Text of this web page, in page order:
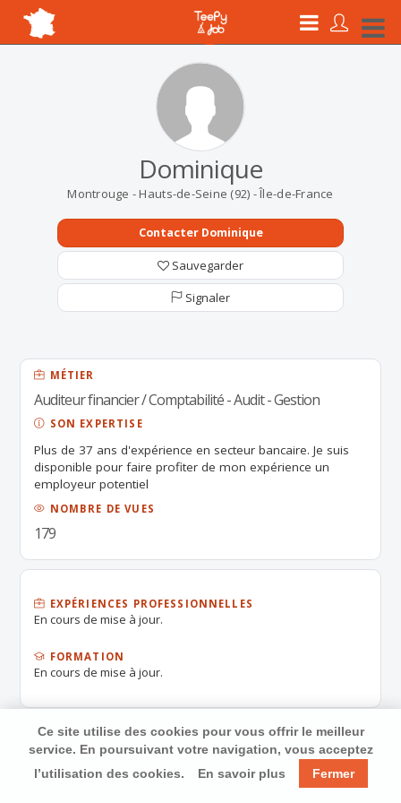
Dominique
Montrouge - Hauts-de-Seine (92) - Île-de-France
Contacter Dominique
Sauvegarder
Signaler
MÉTIER
Auditeur financier / Comptabilité - Audit - Gestion
SON EXPERTISE
Plus de 37 ans d'expérience en secteur bancaire. Je suis
disponible pour faire profiter de mon expérience un
employeur potentiel
NOMBRE DE VUES
179
EXPÉRIENCES PROFESSIONNELLES
En cours de mise à jour.
FORMATION
En cours de mise à jour.
Ce site utilise des cookies pour vous offrir le meilleur
service. En poursuivant votre navigation, vous acceptez
l’utilisation des cookies.
En savoir plus Fermer